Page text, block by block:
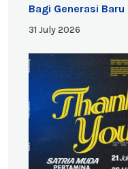
Bagi Generasi
31 July 2026